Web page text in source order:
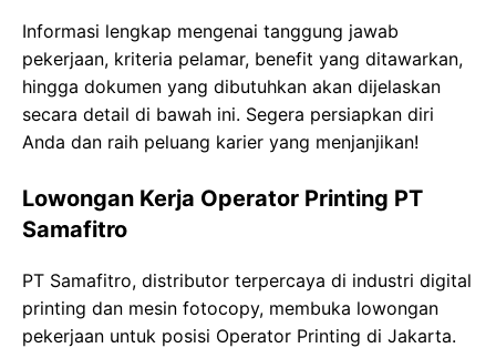
Informasi lengkap mengenai tanggung jawab
pekerjaan, kriteria pelamar, benefit yang ditawarkan,
hingga dokumen yang dibutuhkan akan dijelaskan
secara detail di bawah ini. Segera persiapkan diri
Anda dan raih peluang karier yang menjanjikan!
Lowongan Kerja Operator Printing PT
Samafitro
PT Samafitro, distributor terpercaya di industri digital
printing dan mesin fotocopy, membuka lowongan
pekerjaan untuk posisi Operator Printing di Jakarta.